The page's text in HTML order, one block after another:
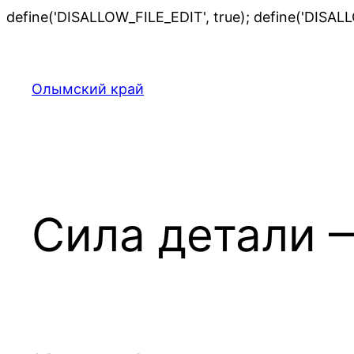
define('DISALLOW_FILE_EDIT', true);
Олымский край
Сила детали